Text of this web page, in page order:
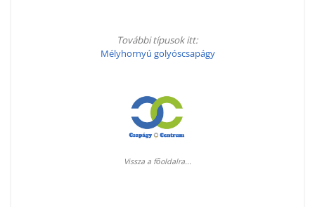
További típusok itt:
Mélyhornyú golyóscsapágy
Vissza a főoldalra...